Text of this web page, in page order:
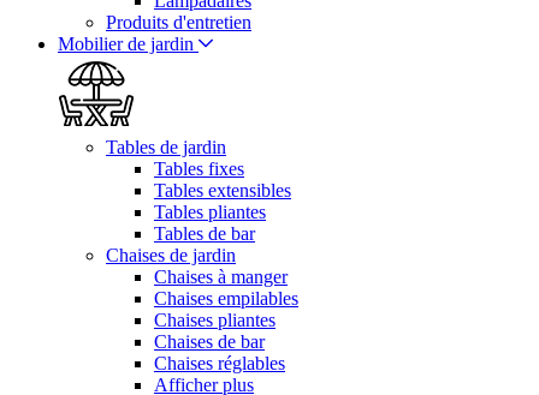
Produits d'entretien
Mobilier de jardin
Tables de jardin
Tables fixes
Tables extensibles
Tables pliantes
Tables de bar
Chaises de jardin
Chaises à manger
Chaises empilables
Chaises pliantes
Chaises de bar
Chaises réglables
Afficher plus